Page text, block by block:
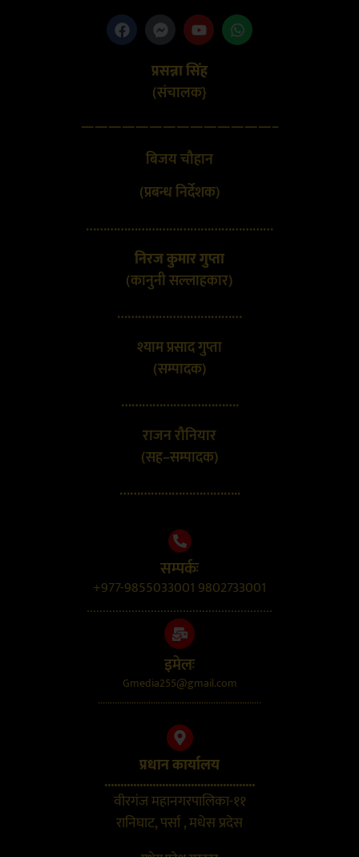
प्रसन्ना सिंह
(संचालक}
——————————————–
बिजय चौहान
(प्रबन्ध निर्देशक)
………………………………………………
निरज कुमार गुप्ता
(कानुनी सल्लाहकार)
………………………………
श्याम प्रसाद गुप्ता
(सम्पादक)
…………………………….
राजन रौनियार
(सह–सम्पादक)
……………………………..
सम्पर्कः
+977-9855033001 9802733001
..........................................................
इमेलः
Gmedia255@gmail.com
....................................................................
प्रधान कार्यालय
...............................................
वीरगंज महानगरपालिका-११
रानिघाट, पर्सा , मधेस प्रदेस